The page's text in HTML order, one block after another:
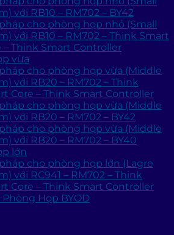
với RB10 – RM702 – BY42
cho phòng họp nhỏ (Small
với RB10 – RM702 – Think Smart
– Think Smart Controller
vừa
cho phòng họp vừa (Middle
với RB20 – RM702 – Think
Core – Think Smart Controller
cho phòng họp vừa (Middle
với RB20 – RM702 – BY42
cho phòng họp vừa (Middle
với RB20 – RM702 – BY40
lớn
cho phòng họp lớn (Lagre
với RC941 – RM702 – Think
Core – Think Smart Controller
Phòng Họp BYOD